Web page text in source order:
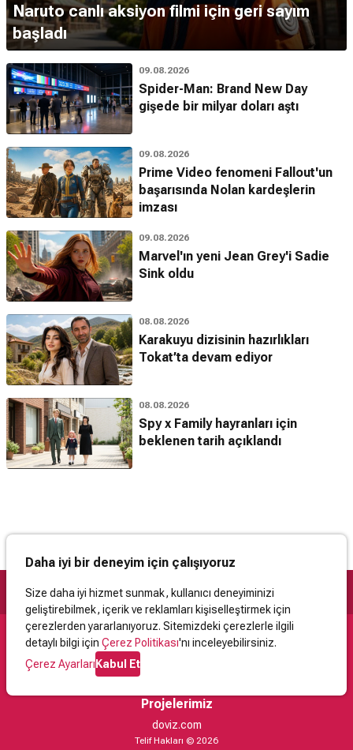
Naruto canlı aksiyon filmi için geri sayım
başladı
09.08.2026
Spider-Man: Brand New Day
gişede bir milyar doları aştı
09.08.2026
Prime Video fenomeni Fallout'un
başarısında Nolan kardeşlerin
imzası
09.08.2026
Marvel'ın yeni Jean Grey'i Sadie
Sink oldu
08.08.2026
Karakuyu dizisinin hazırlıkları
Tokat’ta devam ediyor
08.08.2026
Spy x Family hayranları için
beklenen tarih açıklandı
Daha iyi bir deneyim için çalışıyoruz
Size daha iyi hizmet sunmak, kullanıcı deneyiminizi
geliştirebilmek, içerik ve reklamları kişiselleştirmek için
çerezlerden yararlanıyoruz. Sitemizdeki çerezlerle ilgili
detaylı bilgi için Çerez Politikası'nı inceleyebilirsiniz.
Çerez AyarlarıKabul Et
Destek
İletişimYardımKullanıcı Sözleşmesi
Projelerimiz
doviz.com
Telif Hakları © 2026